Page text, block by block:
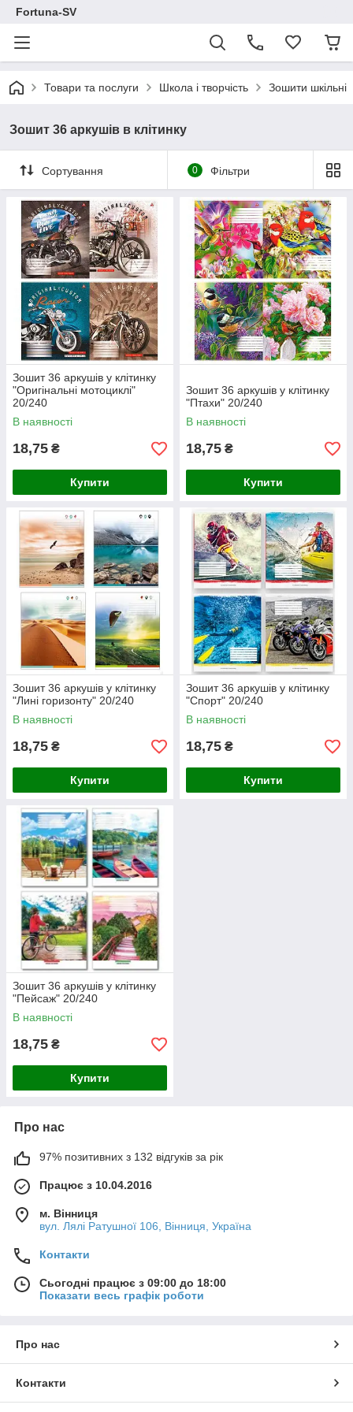
Fortuna-SV
Товари та послуги Школа і творчість Зошити шкільні
Зошит 36 аркушів в клітинку
Сортування 0 Фільтри
Зошит 36 аркушів у клітинку
"Оригінальні мотоциклі"
20/240
В наявності
18,75 ₴
Купити
Зошит 36 аркушів у клітинку
"Птахи" 20/240
В наявності
18,75 ₴
Купити
Зошит 36 аркушів у клітинку
"Лині горизонту" 20/240
В наявності
18,75 ₴
Купити
Зошит 36 аркушів у клітинку
"Спорт" 20/240
В наявності
18,75 ₴
Купити
Зошит 36 аркушів у клітинку
"Пейсаж" 20/240
В наявності
18,75 ₴
Купити
Про нас
97% позитивних з 132 відгуків за рік
Працює з 10.04.2016
м. Вінниця
вул. Лялі Ратушної 106, Вінниця, Україна
Контакти
Сьогодні працює з 09:00 до 18:00
Показати весь графік роботи
Про нас
Контакти